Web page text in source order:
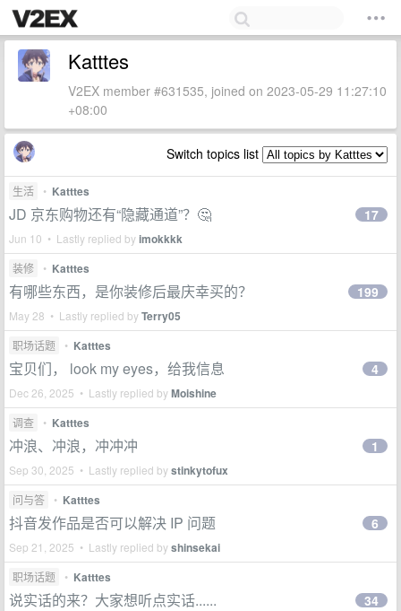
Katttes
V2EX member #631535, joined on 2023-05-29 11:27:10
+08:00
Switch topics list
生活 • Katttes
JD 京东购物还有“隐藏通道”？🤔
Jun 10 • Lastly replied byimokkkk
17
装修 • Katttes
有哪些东西，是你装修后最庆幸买的？
May 28 • Lastly replied byTerry05
199
职场话题 • Katttes
宝贝们， look my eyes，给我信息
Dec 26, 2025 • Lastly replied byMoishine
4
调查 • Katttes
冲浪、冲浪，冲冲冲
Sep 30, 2025 • Lastly replied bystinkytofux
1
问与答 • Katttes
抖音发作品是否可以解决 IP 问题
Sep 21, 2025 • Lastly replied byshinsekai
6
职场话题 • Katttes
说实话的来？大家想听点实话...... 34